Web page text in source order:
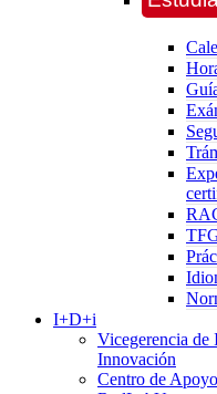
I+D+i
Vicegerencia de
Innovación
Centro de